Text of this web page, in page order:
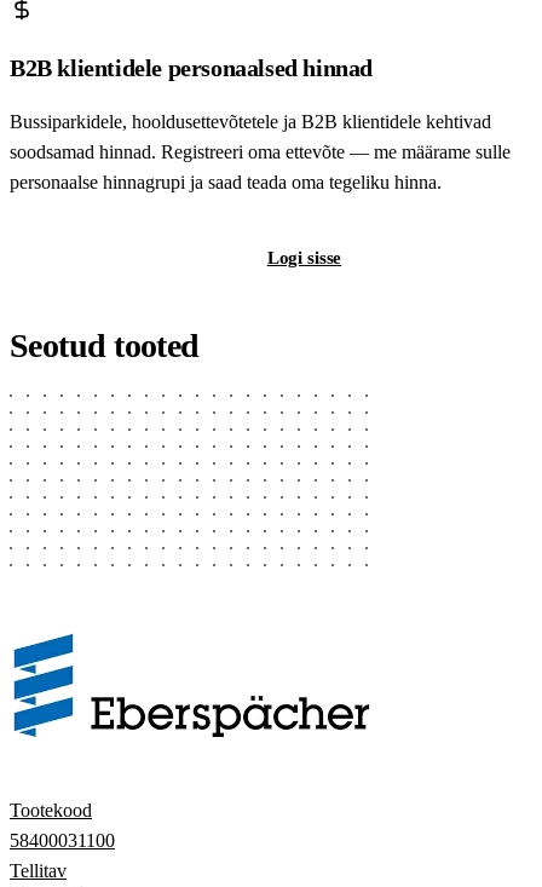
B2B klientidele personaalsed hinnad
Bussiparkidele, hooldusettevõtetele ja B2B klientidele kehtivad
soodsamad hinnad. Registreeri oma ettevõte — me määrame sulle
personaalse hinnagrupi ja saad teada oma tegeliku hinna.
Logi sisse
Seotud tooted
Tootekood
58400031100
Tellitav